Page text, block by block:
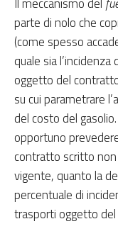
parte di nolo che
(come spesso
quale sia
oggetto del
su cui parametrare
del costo del
opportuno
contratto scritto
vigente, quanto la
percentuale di
trasporti oggetto